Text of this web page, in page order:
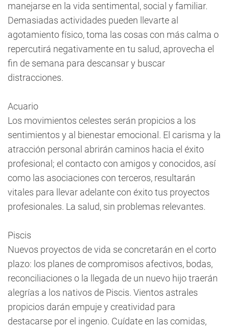
manejarse en la vida sentimental, social y familiar.
Demasiadas actividades pueden llevarte al
agotamiento físico, toma las cosas con más calma o
repercutirá negativamente en tu salud, aprovecha el
fin de semana para descansar y buscar
distracciones.
Acuario
Los movimientos celestes serán propicios a los
sentimientos y al bienestar emocional. El carisma y la
atracción personal abrirán caminos hacia el éxito
profesional; el contacto con amigos y conocidos, así
como las asociaciones con terceros, resultarán
vitales para llevar adelante con éxito tus proyectos
profesionales. La salud, sin problemas relevantes.
Piscis
Nuevos proyectos de vida se concretarán en el corto
plazo: los planes de compromisos afectivos, bodas,
reconciliaciones o la llegada de un nuevo hijo traerán
alegrías a los nativos de Piscis. Vientos astrales
propicios darán empuje y creatividad para
destacarse por el ingenio. Cuídate en las comidas,